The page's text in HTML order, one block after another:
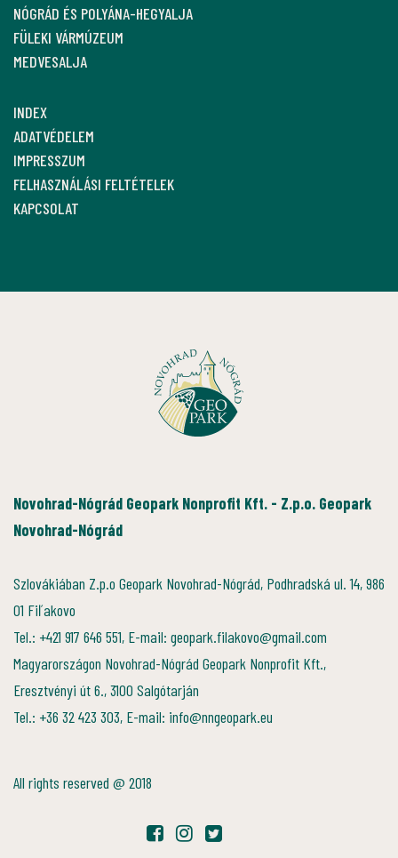
NÓGRÁD ÉS POLYÁNA-HEGYALJA
FÜLEKI VÁRMÚZEUM
MEDVESALJA
INDEX
ADATVÉDELEM
IMPRESSZUM
FELHASZNÁLÁSI FELTÉTELEK
KAPCSOLAT
Novohrad-Nógrád Geopark Nonprofit Kft. - Z.p.o. Geopark
Novohrad-Nógrád
Szlovákiában Z.p.o Geopark Novohrad-Nógrád, Podhradská ul. 14, 986
01 Fiľakovo
Tel.: +421 917 646 551, E-mail: geopark.filakovo@gmail.com
Magyarországon Novohrad-Nógrád Geopark Nonprofit Kft.,
Eresztvényi út 6., 3100 Salgótarján
Tel.: +36 32 423 303, E-mail: info@nngeopark.eu
All rights reserved @ 2018